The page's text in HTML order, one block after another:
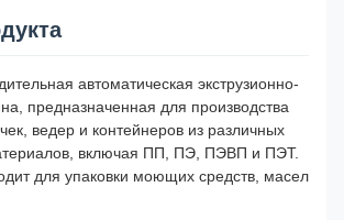
автоматическая экструзионно-
предназначенная для производства
ведер и контейнеров из различных
включая ПП, ПЭ, ПЭВП и ПЭТ.
для упаковки моющих средств, масел